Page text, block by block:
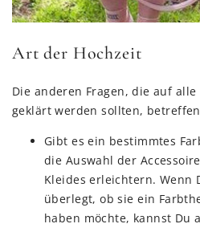
Art der Hochzeit
Die anderen Fragen, die auf
geklärt werden sollten,
Gibt es ein bestimmtes
die Auswahl der
Kleides erleichtern. Wenn
überlegt, ob sie ein
haben möchte, kannst Du